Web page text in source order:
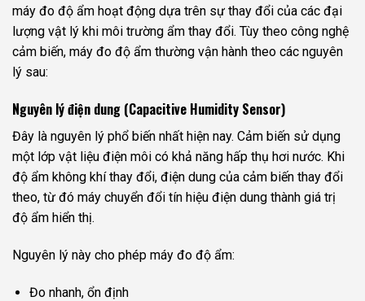
máy đo độ ẩm hoạt động dựa trên sự thay đổi của các đại
lượng vật lý khi môi trường ẩm thay đổi. Tùy theo công nghệ
cảm biến, máy đo độ ẩm thường vận hành theo các nguyên
lý sau:
Nguyên lý điện dung (Capacitive Humidity Sensor)
Đây là nguyên lý phổ biến nhất hiện nay. Cảm biến sử dụng
một lớp vật liệu điện môi có khả năng hấp thụ hơi nước. Khi
độ ẩm không khí thay đổi, điện dung của cảm biến thay đổi
theo, từ đó máy chuyển đổi tín hiệu điện dung thành giá trị
độ ẩm hiển thị.
Nguyên lý này cho phép máy đo độ ẩm:
Đo nhanh, ổn định